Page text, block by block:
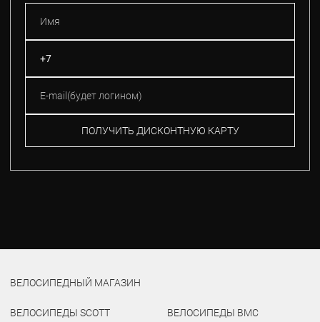
ПОЛУЧИТЬ ДИСКОНТНУЮ КАРТУ
ВЕЛОСИПЕДНЫЙ МАГАЗИН
ВЕЛОСИПЕДЫ SCOTT
ВЕЛОСИПЕДЫ BMC